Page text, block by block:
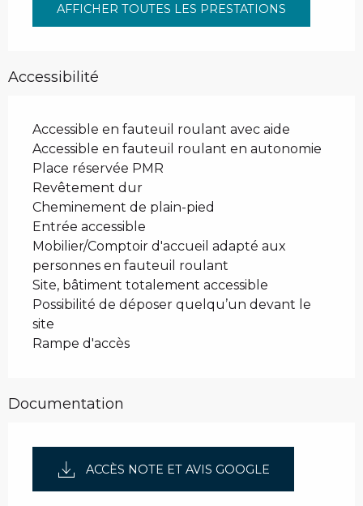
AFFICHER TOUTES LES PRESTATIONS
Accessibilité
Accessible en fauteuil roulant avec aide
Accessible en fauteuil roulant en autonomie
Place réservée PMR
Revêtement dur
Cheminement de plain-pied
Entrée accessible
Mobilier/Comptoir d'accueil adapté aux
personnes en fauteuil roulant
Site, bâtiment totalement accessible
Possibilité de déposer quelqu’un devant le
site
Rampe d'accès
Documentation
ACCÈS NOTE ET AVIS GOOGLE